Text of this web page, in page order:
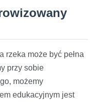
rzeka może być pełna
przy sobie
możemy
edukacyjnym jest